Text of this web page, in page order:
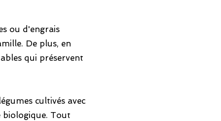
ou d'engrais
De plus, en
qui préservent
cultivés avec
biologique. Tout